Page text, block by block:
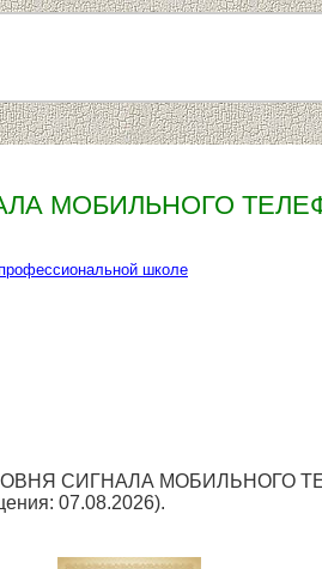
МОБИЛЬНОГО
школе
СИГНАЛА МОБИЛЬНОГО
07.08.2026).